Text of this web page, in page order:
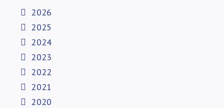
2026
2025
2024
2023
2022
2021
2020